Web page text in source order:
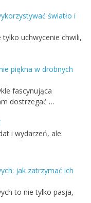
światło i
uchwycenie chwili,
piękna w drobnych
fascynująca
dostrzegać …
i wydarzeń, ale
jak zatrzymać ich
to nie tylko pasja,